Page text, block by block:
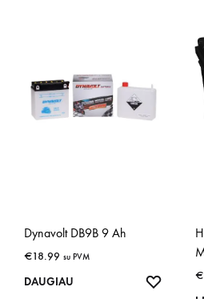
Dynavolt DB9B 9 Ah
€18.99 su PVM
DAUGIAU €